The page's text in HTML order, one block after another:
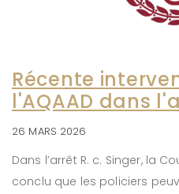
Récente
l'AQAAD dans
26 MARS 2026
Dans l’arrêt R. c. Singer, la
conclu que les policiers